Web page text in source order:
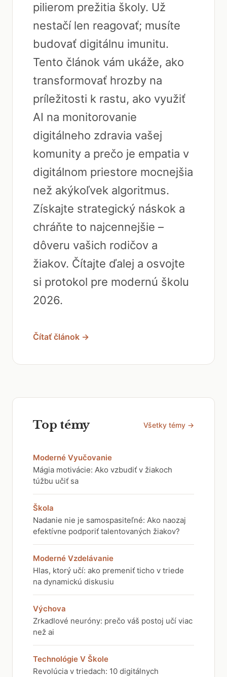
pilierom prežitia školy. Už
nestačí len reagovať; musíte
budovať digitálnu imunitu.
Tento článok vám ukáže, ako
transformovať hrozby na
príležitosti k rastu, ako využiť
AI na monitorovanie
digitálneho zdravia vašej
komunity a prečo je empatia v
digitálnom priestore mocnejšia
než akýkoľvek algoritmus.
Získajte strategický náskok a
chráňte to najcennejšie –
dôveru vašich rodičov a
žiakov. Čítajte ďalej a osvojte
si protokol pre modernú školu
2026.
Čítať článok →
Top témy Všetky témy →
Moderné Vyučovanie
Mágia motivácie: Ako vzbudiť v žiakoch
túžbu učiť sa
Škola
Nadanie nie je samospasiteľné: Ako naozaj
efektívne podporiť talentovaných žiakov?
Moderné Vzdelávanie
Hlas, ktorý učí: ako premeniť ticho v triede
na dynamickú diskusiu
Výchova
Zrkadlové neuróny: prečo váš postoj učí viac
než ai
Technológie V Škole
Revolúcia v triedach: 10 digitálnych